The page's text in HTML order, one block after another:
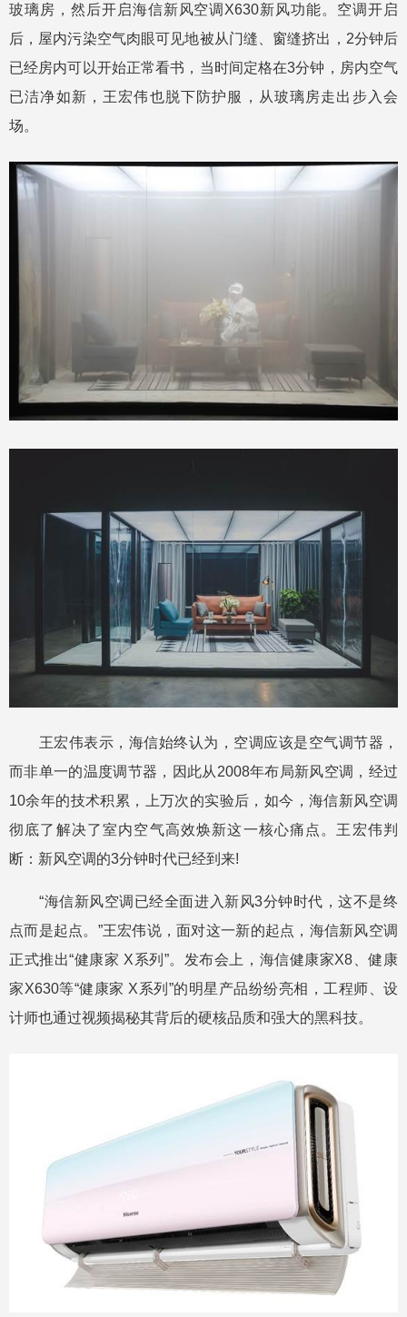
玻璃房，然后开启海信新风空调X630新风功能。空调开启
后，屋内污染空气肉眼可见地被从门缝、窗缝挤出，2分钟后
已经房内可以开始正常看书，当时间定格在3分钟，房内空气
已洁净如新，王宏伟也脱下防护服，从玻璃房走出步入会
场。
王宏伟表示，海信始终认为，空调应该是空气调节器，
而非单一的温度调节器，因此从2008年布局新风空调，经过
10余年的技术积累，上万次的实验后，如今，海信新风空调
彻底了解决了室内空气高效焕新这一核心痛点。王宏伟判
断：新风空调的3分钟时代已经到来!
“海信新风空调已经全面进入新风3分钟时代，这不是终
点而是起点。”王宏伟说，面对这一新的起点，海信新风空调
正式推出“健康家 X系列”。发布会上，海信健康家X8、健康
家X630等“健康家 X系列”的明星产品纷纷亮相，工程师、设
计师也通过视频揭秘其背后的硬核品质和强大的黑科技。